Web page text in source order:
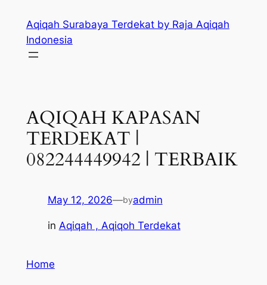
content
Aqiqah Surabaya Terdekat by Raja Aqiqah
Indonesia
AQIQAH KAPASAN
TERDEKAT |
082244449942 | TERBAIK
May 12, 2026—byadmin
in Aqiqah , Aqiqoh Terdekat
Home